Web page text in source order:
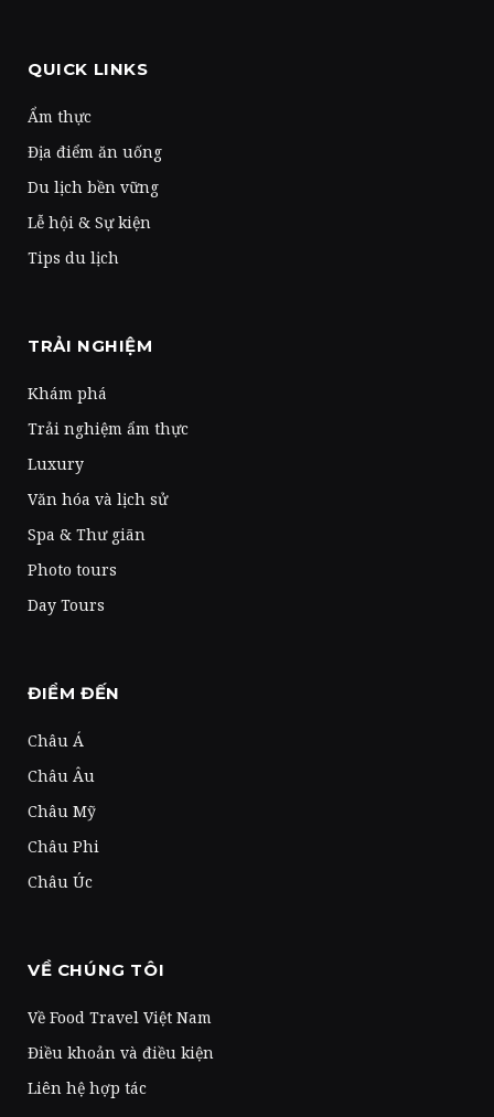
QUICK LINKS
Ẩm thực
Địa điểm ăn uống
Du lịch bền vững
Lễ hội & Sự kiện
Tips du lịch
TRẢI NGHIỆM
Khám phá
Trải nghiệm ẩm thực
Luxury
Văn hóa và lịch sử
Spa & Thư giãn
Photo tours
Day Tours
ĐIỂM ĐẾN
Châu Á
Châu Âu
Châu Mỹ
Châu Phi
Châu Úc
VỀ CHÚNG TÔI
Về Food Travel Việt Nam
Điều khoản và điều kiện
Liên hệ hợp tác